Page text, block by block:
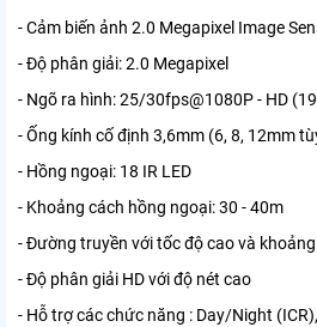
- Cảm biến ảnh 2.0 Megapixel Image
- Độ phân giải: 2.0 Megapixel
- Ngõ ra hình: 25/30fps@1080P - HD
- Ống kính cố định 3,6mm (6, 8, 12mm
- Hồng ngoại: 18 IR LED
- Khoảng cách hồng ngoại: 30 - 40m
- Đường truyền với tốc độ cao và
- Độ phân giải HD với độ nét cao
- Hỗ trợ các chức năng : Day/Night (ICR),